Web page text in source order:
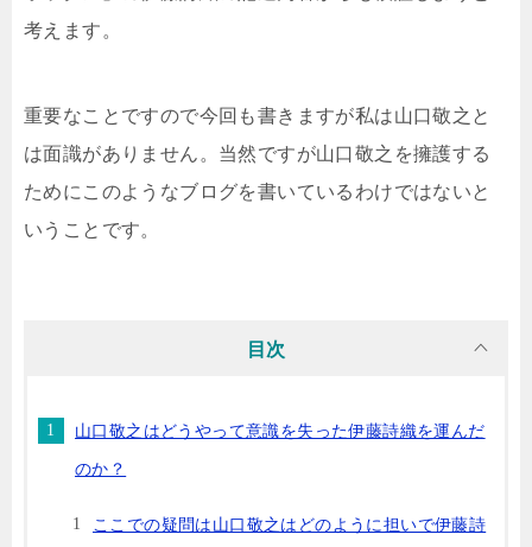
考えます。
重要なことですので今回も書きますが私は山口敬之と
は面識がありません。当然ですが山口敬之を擁護する
ためにこのようなブログを書いているわけではないと
いうことです。
目次
山口敬之はどうやって意識を失った伊藤詩織を運んだ
のか？
ここでの疑問は山口敬之はどのように担いで伊藤詩